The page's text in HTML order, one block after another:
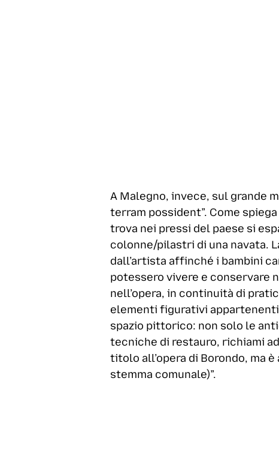
A Malegno, invece, sul grande
terram possident”. Come
trova nei pressi del paese si
colonne/pilastri di una navata.
dall’artista affinché i bambini
potessero vivere e conservare
nell’opera, in continuità di
elementi figurativi
spazio pittorico: non solo le
tecniche di restauro, richiami
titolo all’opera di Borondo, ma
stemma comunale)”.